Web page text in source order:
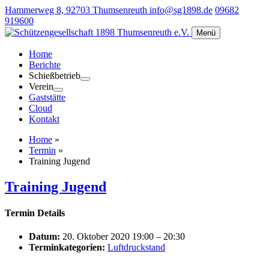
Hammerweg 8, 92703 Thumsenreuth info@sg1898.de 09682
919600
Menü
Home
Berichte
Schießbetrieb
Verein
Gaststätte
Cloud
Kontakt
Home »
Termin »
Training Jugend
Training Jugend
Termin Details
Datum: 20. Oktober 2020 19:00 – 20:30
Terminkategorien: Luftdruckstand